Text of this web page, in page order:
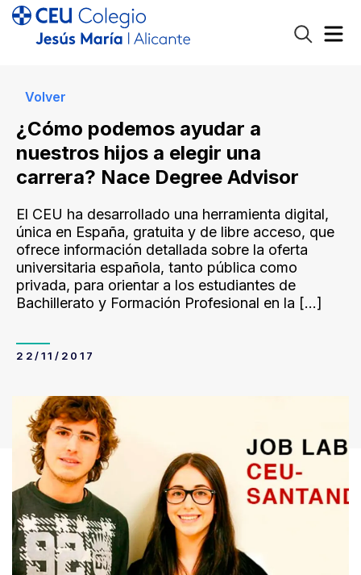
Volver
¿Cómo podemos ayudar a
nuestros hijos a elegir una
carrera? Nace Degree Advisor
El CEU ha desarrollado una herramienta digital,
única en España, gratuita y de libre acceso, que
ofrece información detallada sobre la oferta
universitaria española, tanto pública como
privada, para orientar a los estudiantes de
Bachillerato y Formación Profesional en la […]
22/11/2017